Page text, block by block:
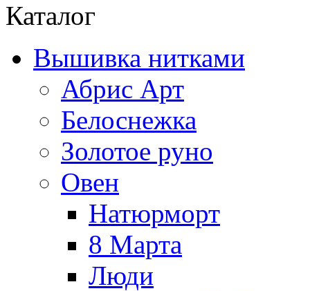
Каталог
Вышивка нитками
Абрис Арт
Белоснежка
Золотое руно
Овен
Натюрморт
8 Марта
Люди